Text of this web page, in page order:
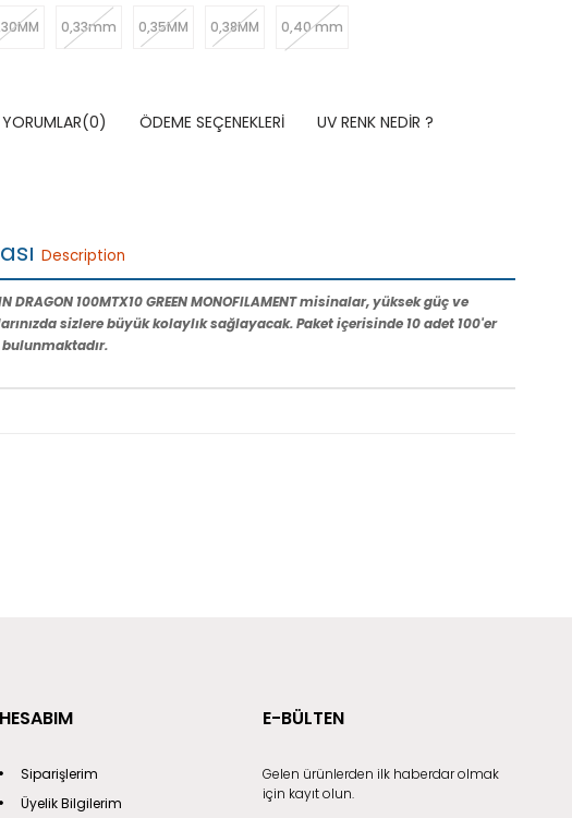
0,33mm 0,35MM 0,38MM
0,40 mm
YORUMLAR(0) ÖDEME SEÇENEKLERI UV RENK NEDIR ?
Description
DRAGON 100MTX10 GREEN MONOFILAMENT misinalar, yüksek güç ve
sizlere büyük kolaylık sağlayacak. Paket içerisinde 10 adet 100'er
HESABIM
Siparişlerim
Üyelik Bilgilerim
E-BÜLTEN
Gelen ürünlerden ilk haberdar olmak
için kayıt olun.